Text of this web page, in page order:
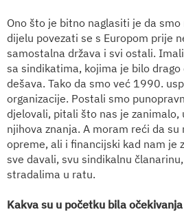
Ono što je bitno naglasiti je da
dijelu povezati se s Europom prije
samostalna država i svi ostali.
sa sindikatima, kojima je bilo
dešava. Tako da smo već 1990.
organizacije. Postali smo
djelovali, pitali što nas je zanimalo,
njihova znanja. A moram reći da
opreme, ali i financijski kad nam je
sve davali, svu sindikalnu
stradalima u ratu.
Kakva su u početku bila